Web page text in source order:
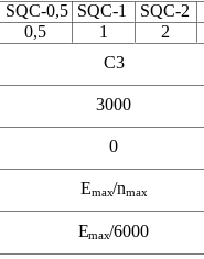
C3
3000
0
Е /n
Е /6000
SQC-0,5 SQC-1
SQC-2
0,5 1
2
max max
max